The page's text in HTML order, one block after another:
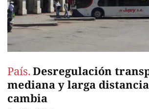
País. Desregulación
mediana y larga
cambia